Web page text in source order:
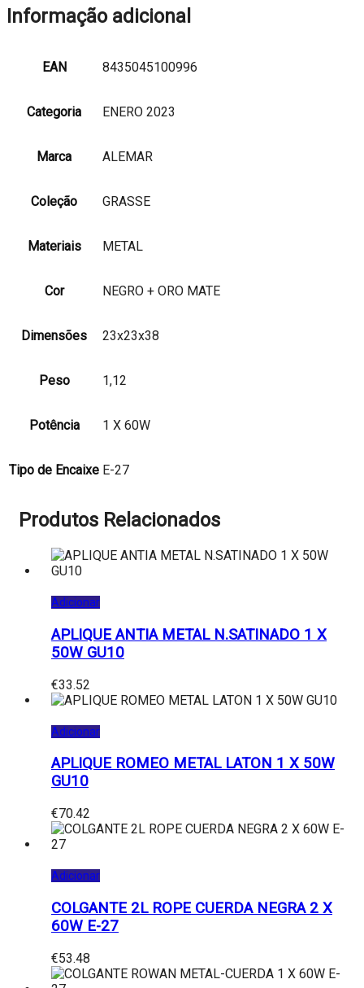
Informação adicional
EAN 8435045100996
Categoria ENERO 2023
Marca ALEMAR
Coleção GRASSE
Materiais METAL
Cor NEGRO + ORO MATE
Dimensões 23x23x38
Peso 1,12
Potência 1 X 60W
Tipo de Encaixe E-27
Produtos Relacionados
Adicionar
APLIQUE ANTIA METAL N.SATINADO 1 X
50W GU10
€33.52
Adicionar
APLIQUE ROMEO METAL LATON 1 X 50W
GU10
€70.42
Adicionar
COLGANTE 2L ROPE CUERDA NEGRA 2 X
60W E-27
€53.48